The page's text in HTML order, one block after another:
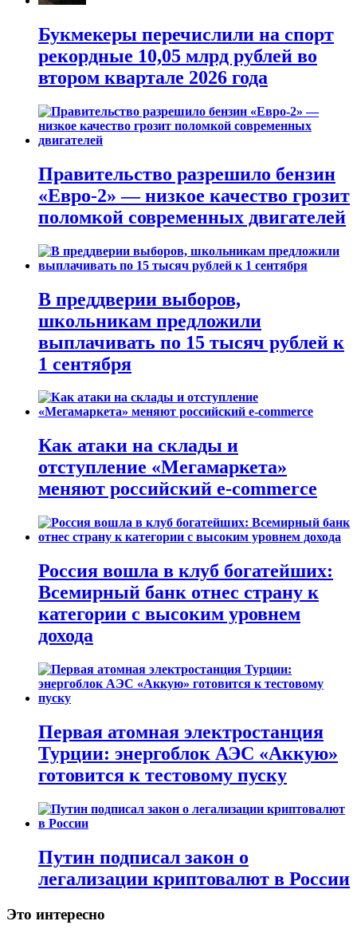
Букмекеры перечислили на спорт
рекордные 10,05 млрд рублей во
втором квартале 2026 года
Правительство разрешило бензин
«Евро-2» — низкое качество грозит
поломкой современных двигателей
В преддверии выборов,
школьникам предложили
выплачивать по 15 тысяч рублей к
1 сентября
Как атаки на склады и
отступление «Мегамаркета»
меняют российский e-commerce
Россия вошла в клуб богатейших:
Всемирный банк отнес страну к
категории с высоким уровнем
дохода
Первая атомная электростанция
Турции: энергоблок АЭС «Аккую»
готовится к тестовому пуску
Путин подписал закон о
легализации криптовалют в России
Это интересно